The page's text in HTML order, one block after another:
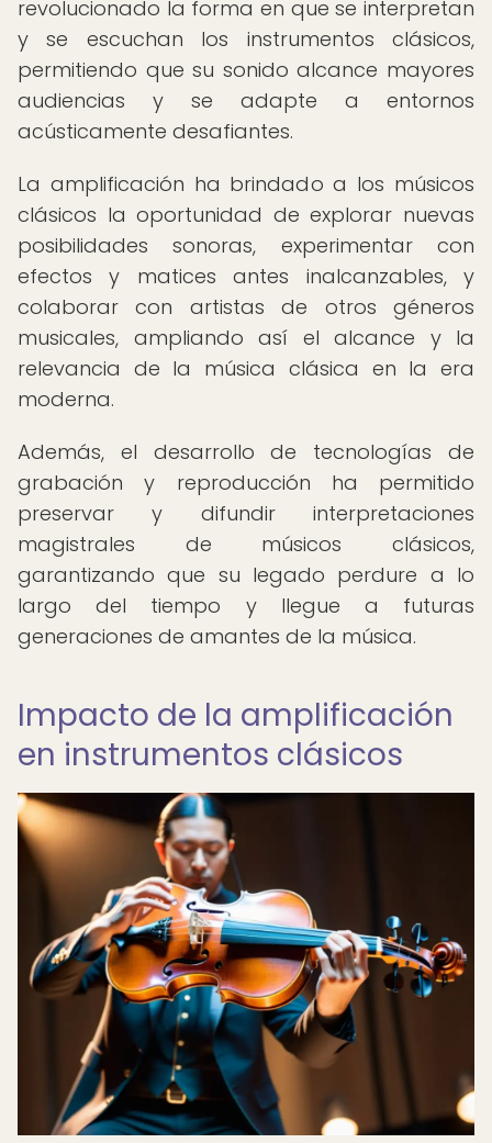
revolucionado la forma en que se interpretan
y se escuchan los instrumentos clásicos,
permitiendo que su sonido alcance mayores
audiencias y se adapte a entornos
acústicamente desafiantes.
La amplificación ha brindado a los músicos
clásicos la oportunidad de explorar nuevas
posibilidades sonoras, experimentar con
efectos y matices antes inalcanzables, y
colaborar con artistas de otros géneros
musicales, ampliando así el alcance y la
relevancia de la música clásica en la era
moderna.
Además, el desarrollo de tecnologías de
grabación y reproducción ha permitido
preservar y difundir interpretaciones
magistrales de músicos clásicos,
garantizando que su legado perdure a lo
largo del tiempo y llegue a futuras
generaciones de amantes de la música.
Impacto de la amplificación
en instrumentos clásicos